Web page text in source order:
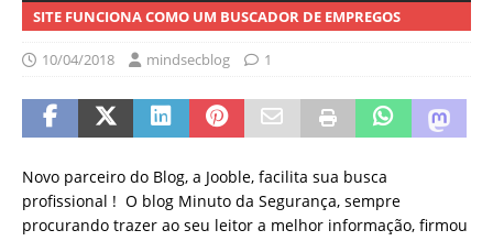
SITE FUNCIONA COMO UM BUSCADOR DE EMPREGOS
10/04/2018 mindsecblog 1
Novo parceiro do Blog, a Jooble, facilita sua busca
profissional ! O blog Minuto da Segurança, sempre
procurando trazer ao seu leitor a melhor informação, firmou